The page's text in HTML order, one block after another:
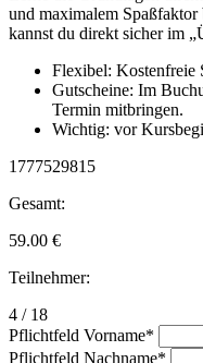
und maximalem
kannst du direkt sicher im
Flexibel: Kostenfreie
Gutscheine: Im
Termin mitbringen.
Wichtig: vor
1777529815
Gesamt:
59.00 €
Teilnehmer:
4 / 18
Pflichtfeld Vorname*
Pflichtfeld Nachname*